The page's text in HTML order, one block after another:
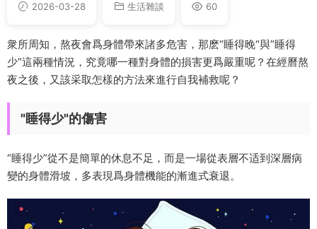
2026-03-28 生活雜談 60
衆所周知，熬夜會爲身體帶來諸多危害，那麽“睡得晚“與”睡得
少”這兩種情況，究竟哪一種對身體的損害更爲嚴重呢？在經曆熬
夜之後，又該采取怎樣的方法來進行自我補救呢？
"睡得少"的傷害
“睡得少”從不是簡單的休息不足，而是一場從表層不适到深層病
變的身體滑坡，多表現爲身體機能的漸進式衰退。